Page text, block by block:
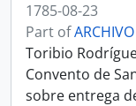
1785-08-23
Part of
Toribio
Convento de
sobre entrega